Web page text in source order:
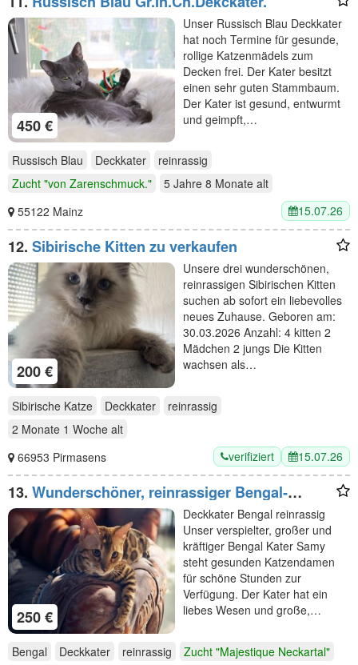
450 €
Unser Russisch Blau Deckkater
hat noch Termine für gesunde,
rollige Katzenmädels zum
Decken frei. Der Kater besitzt
einen sehr guten Stammbaum.
Der Kater ist gesund, entwurmt
und geimpft,…
Russisch Blau Deckkater
reinrassig
Zucht "von Zarenschmuck."
5 Jahre 8 Monate alt
55122 Mainz
15.07.26
12. Sibirische Kitten zu verkaufen
200 €
Unsere drei wunderschönen,
reinrassigen Sibirischen Kitten
suchen ab sofort ein liebevolles
neues Zuhause. Geboren am:
30.03.2026 Anzahl: 4 kitten 2
Mädchen 2 jungs Die Kitten
wachsen als…
Sibirische Katze Deckkater
reinrassig
2 Monate 1 Woche alt
66953 Pirmasens
verifiziert 15.07.26
13. Wunderschöner, reinrassiger Bengal-
Deckkater „Samy“ (1 Jahr) sucht
Damenbesuch!
250 €
Deckkater Bengal reinrassig
Unser verspielter, großer und
kräftiger Bengal Kater Samy
steht gesunden Katzendamen
für schöne Stunden zur
Verfügung. Der Kater hat ein
liebes Wesen und große,…
Bengal Deckkater reinrassig
Zucht "Majestique Neckartal"